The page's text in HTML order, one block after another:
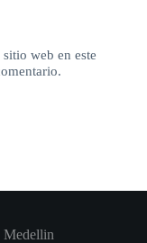
web en este
Medellin